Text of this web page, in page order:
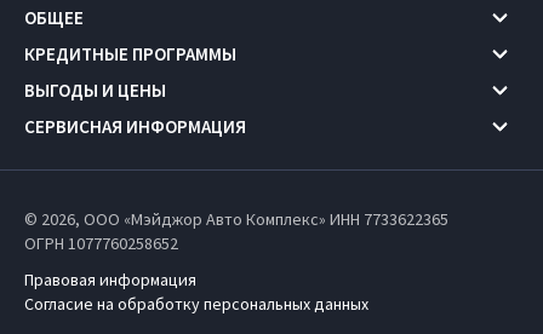
ОБЩЕЕ
КРЕДИТНЫЕ ПРОГРАММЫ
ВЫГОДЫ И ЦЕНЫ
СЕРВИСНАЯ ИНФОРМАЦИЯ
© 2026, ООО «Мэйджор Авто Комплекс» ИНН 7733622365
ОГРН 1077760258652
Правовая информация
Согласие на обработку персональных данных